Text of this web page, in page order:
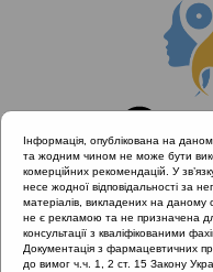
Головна
Проведені
Гострий риносинусит
Інформація, опублікована на
та жодним чином не може бути
комерційних рекомендацій. У
несе жодної відповідальності за
матеріалів, викладених на даному
не є рекламою та не призначена
консультації з кваліфікованими
Документація з фармацевтичних
до вимог ч.ч. 1, 2 ст. 15 Закону